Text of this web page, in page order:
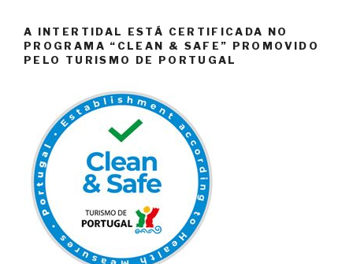
A INTERTIDAL ESTÁ CERTIFICADA NO
PROGRAMA “CLEAN & SAFE” PROMOVIDO
PELO TURISMO DE PORTUGAL